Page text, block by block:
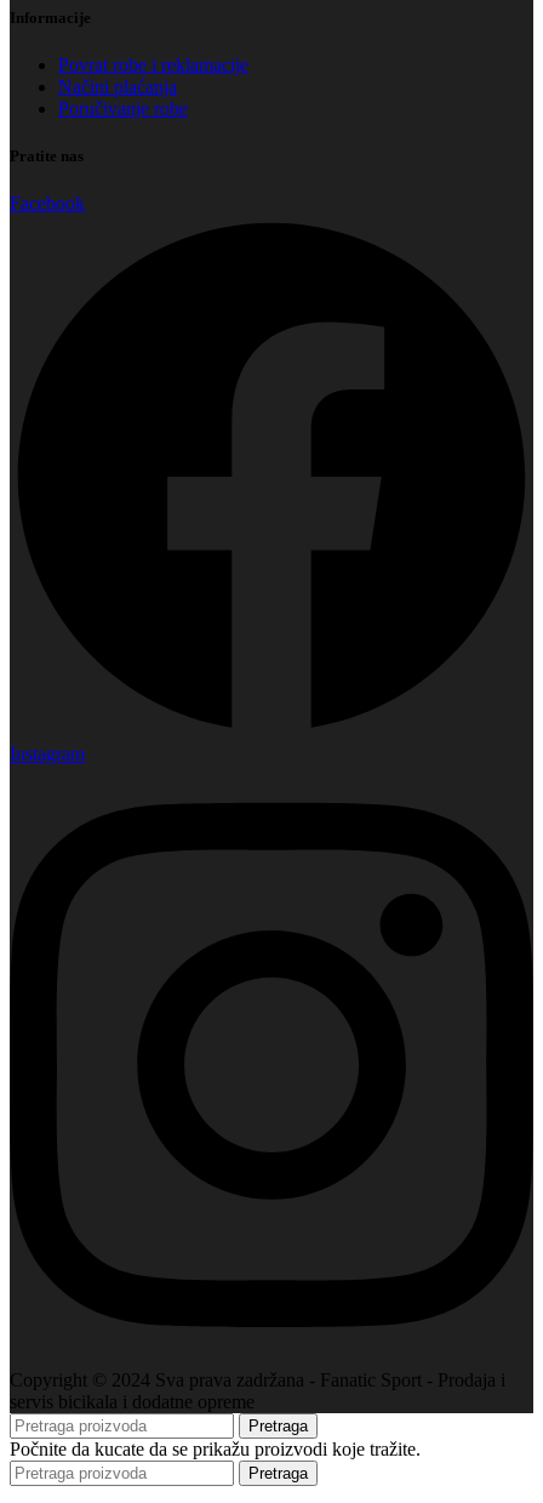
Informacije
Povrat robe i reklamacije
Načini plaćanja
Poručivanje robe
Pratite nas
Facebook
Instagram
Copyright © 2024 Sva prava zadržana - Fanatic Sport - Prodaja i
servis bicikala i dodatne opreme
Pretraga
Počnite da kucate da se prikažu proizvodi koje tražite.
Pretraga